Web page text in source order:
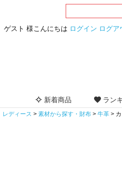
ゲスト 様こんにちは ログイン ログア
新着商品 ラン
レディース 素材から探す・財布 牛革